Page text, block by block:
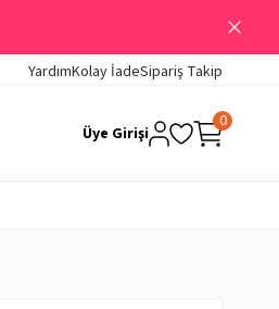
YardımKolay İadeSipariş Takip
Üye Girişi
0